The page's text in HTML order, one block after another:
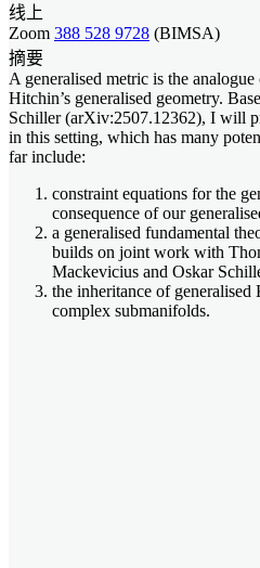
线上
Zoom 388 528 9728 (BIMSA)
摘要
A generalised metric is the
Hitchin’s generalised geometry.
Schiller (arXiv:2507.12362), I will
in this setting, which has many
far include:
constraint equations for the
consequence of our
a generalised fundamental
builds on joint work with
Mackevicius and Oskar
the inheritance of generalised
complex submanifolds.